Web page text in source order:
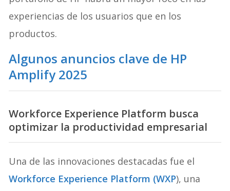
experiencias de los usuarios que en los
productos.
Algunos anuncios clave de HP
Amplify 2025
Workforce Experience Platform busca
optimizar la productividad empresarial
Una de las innovaciones destacadas fue el
Workforce Experience Platform (WXP), una